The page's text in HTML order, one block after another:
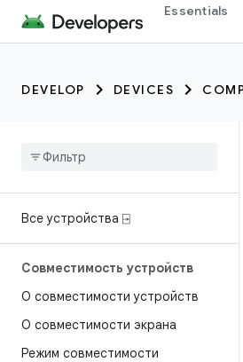
Essentials
DEVELOP DEVICES
Все устройства ⍈
Совместимость устройств
О совместимости устройств
О совместимости экрана
Режим совместимости